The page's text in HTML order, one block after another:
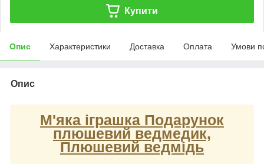
Купити
Опис Характеристики Доставка Оплата Умови
Опис
М'яка іграшка Подарунок
плюшевий ведмедик,
Плюшевий ведмідь